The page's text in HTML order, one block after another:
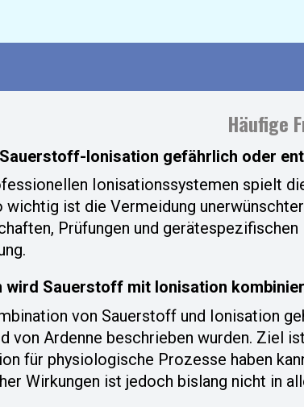
Häufige
Ionisation gefährlich oder
Ionisationssystemen spielt
wichtig ist die Vermeidung
Prüfungen und
wird Sauerstoff mit Ionisation
von Sauerstoff und Ionisation
von Ardenne beschrieben wurden. Ziel
für physiologische Prozesse haben
Wirkungen ist jedoch bislang nicht in